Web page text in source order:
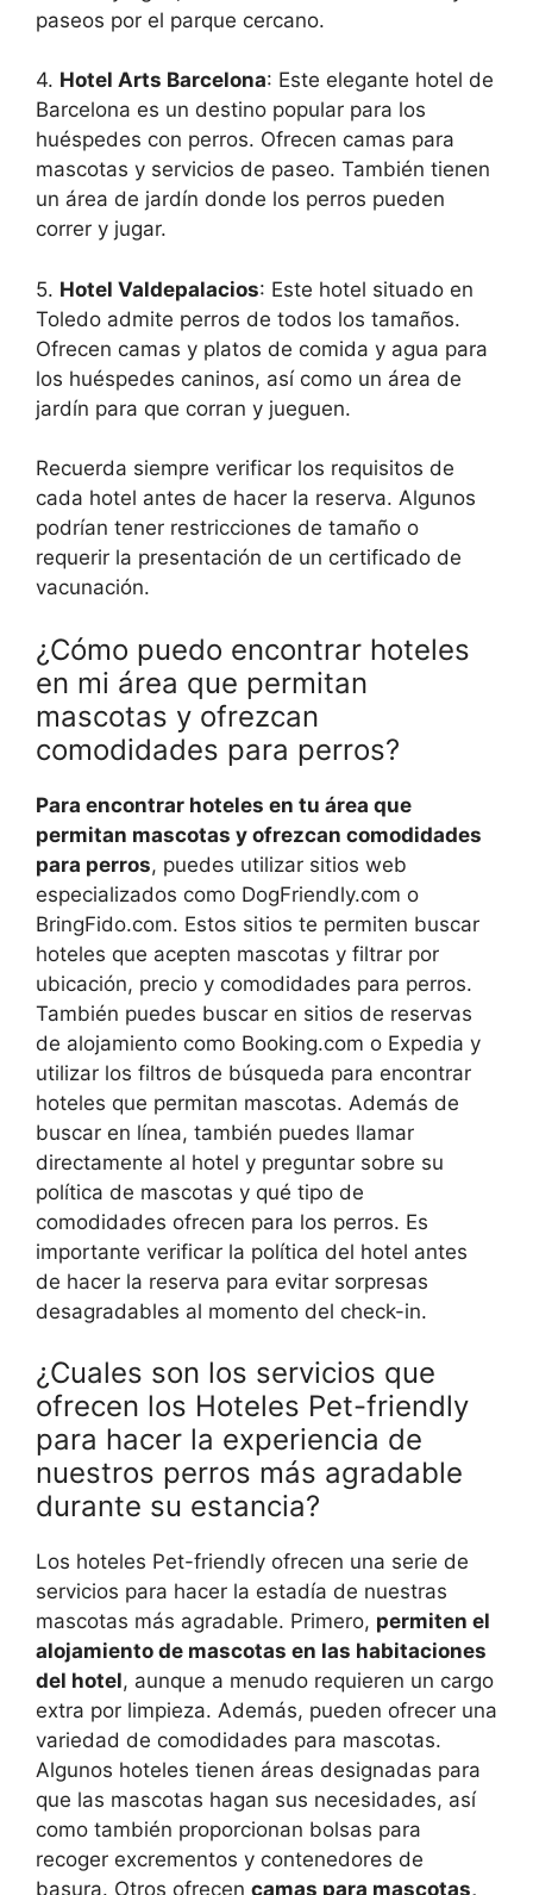
paseos por el parque cercano.
4. Hotel Arts Barcelona: Este elegante hotel de
Barcelona es un destino popular para los
huéspedes con perros. Ofrecen camas para
mascotas y servicios de paseo. También tienen
un área de jardín donde los perros pueden
correr y jugar.
5. Hotel Valdepalacios: Este hotel situado en
Toledo admite perros de todos los tamaños.
Ofrecen camas y platos de comida y agua para
los huéspedes caninos, así como un área de
jardín para que corran y jueguen.
Recuerda siempre verificar los requisitos de
cada hotel antes de hacer la reserva. Algunos
podrían tener restricciones de tamaño o
requerir la presentación de un certificado de
vacunación.
¿Cómo puedo encontrar hoteles
en mi área que permitan
mascotas y ofrezcan
comodidades para perros?
Para encontrar hoteles en tu área que
permitan mascotas y ofrezcan comodidades
para perros, puedes utilizar sitios web
especializados como DogFriendly.com o
BringFido.com. Estos sitios te permiten buscar
hoteles que acepten mascotas y filtrar por
ubicación, precio y comodidades para perros.
También puedes buscar en sitios de reservas
de alojamiento como Booking.com o Expedia y
utilizar los filtros de búsqueda para encontrar
hoteles que permitan mascotas. Además de
buscar en línea, también puedes llamar
directamente al hotel y preguntar sobre su
política de mascotas y qué tipo de
comodidades ofrecen para los perros. Es
importante verificar la política del hotel antes
de hacer la reserva para evitar sorpresas
desagradables al momento del check-in.
¿Cuales son los servicios que
ofrecen los Hoteles Pet-friendly
para hacer la experiencia de
nuestros perros más agradable
durante su estancia?
Los hoteles Pet-friendly ofrecen una serie de
servicios para hacer la estadía de nuestras
mascotas más agradable. Primero, permiten el
alojamiento de mascotas en las habitaciones
del hotel, aunque a menudo requieren un cargo
extra por limpieza. Además, pueden ofrecer una
variedad de comodidades para mascotas.
Algunos hoteles tienen áreas designadas para
que las mascotas hagan sus necesidades, así
como también proporcionan bolsas para
recoger excrementos y contenedores de
basura. Otros ofrecen camas para mascotas,